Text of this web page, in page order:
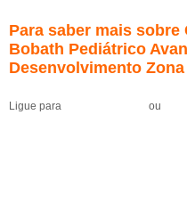
Para saber mais
Bobath Pediátrico
Desenvolvimento
Ligue para ou